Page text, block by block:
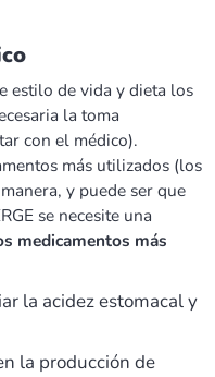
estilo de vida y dieta los
la toma
con el médico).
más utilizados (los
y puede ser que
se necesite una
medicamentos más
la acidez estomacal y
la producción de